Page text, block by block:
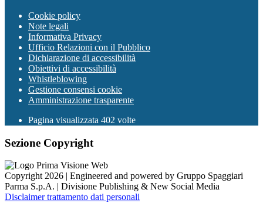
Cookie policy
Note legali
Informativa Privacy
Ufficio Relazioni con il Pubblico
Dichiarazione di accessibilità
Obiettivi di accessibilità
Whistleblowing
Gestione consensi cookie
Amministrazione trasparente
Pagina visualizzata 402 volte
Sezione Copyright
Copyright 2026 | Engineered and powered by Gruppo Spaggiari
Parma S.p.A. | Divisione Publishing & New Social Media
Disclaimer trattamento dati personali